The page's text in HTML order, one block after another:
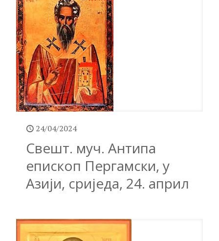
24/04/2024
Свешт. муч. Антипа
епископ Пергамски, у
Азији, сриједа, 24. април